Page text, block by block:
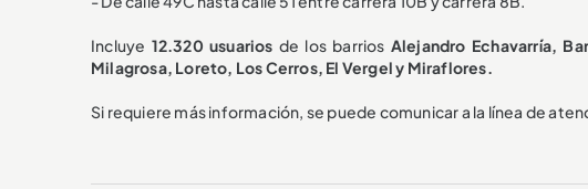
Incluye 12.320 usuarios de los barrios Alejandro Echavarría,
Milagrosa, Loreto, Los Cerros, El Vergel y Miraflores.
Si requiere más información, se puede comunicar a la línea de